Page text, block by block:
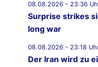
08.08.2026 - 23:36
Surprise strikes
long war
08.08.2026 - 23:18
Der Iran wird zu